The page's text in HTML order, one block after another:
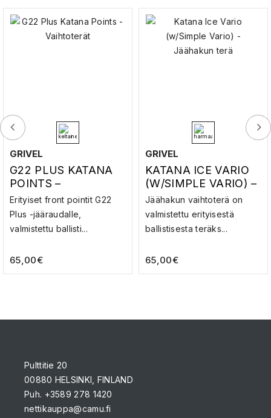
GRIVEL
G22 PLUS KATANA
POINTS –
VAIHTOTERÄT
Erityiset front pointit G22
Plus -jääraudalle,
valmistettu ballisti...
65,00€
GRIVEL
KATANA ICE VARIO
(W/SIMPLE VARIO) –
JÄÄHAKUN TERÄ
Jäähakun vaihtoterä on
valmistettu erityisestä
ballistisesta teräks...
65,00€
Pulttitie 20
00880 HELSINKI, FINLAND
Puh. +3589 278 1420
nettikauppa@camu.fi